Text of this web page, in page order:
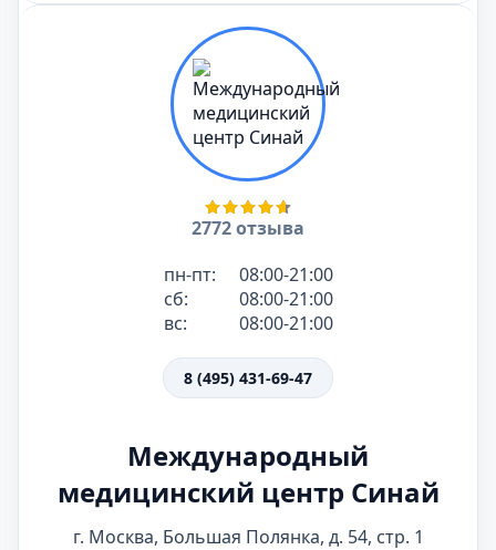
2772 отзыва
пн-пт:
08:00-21:00
сб:
08:00-21:00
вс:
08:00-21:00
8 (495) 431-69-47
Международный
медицинский центр Синай
г. Москва, Большая Полянка, д. 54, стр. 1